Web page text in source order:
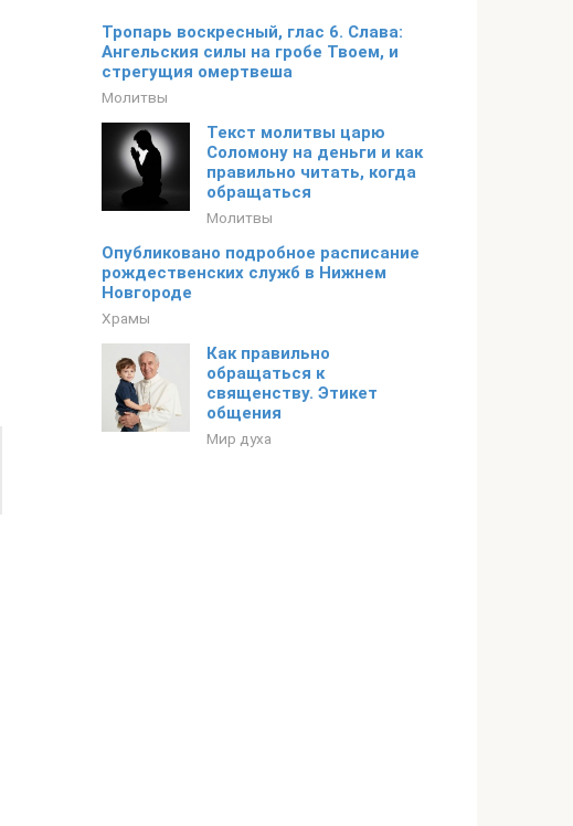
Тропарь воскресный, глас 6. Слава:
Ангельския силы на гробе Твоем, и
стрегущия омертвеша
Молитвы
Текст молитвы царю
Соломону на деньги и как
правильно читать, когда
обращаться
Молитвы
Опубликовано подробное расписание
рождественских служб в Нижнем
Новгороде
Храмы
Как правильно
обращаться к
священству. Этикет
общения
Мир духа